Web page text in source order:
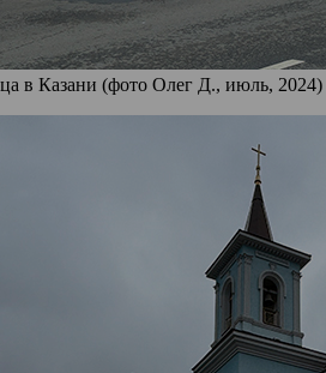
в Казани (фото Олег Д., июль, 2024)